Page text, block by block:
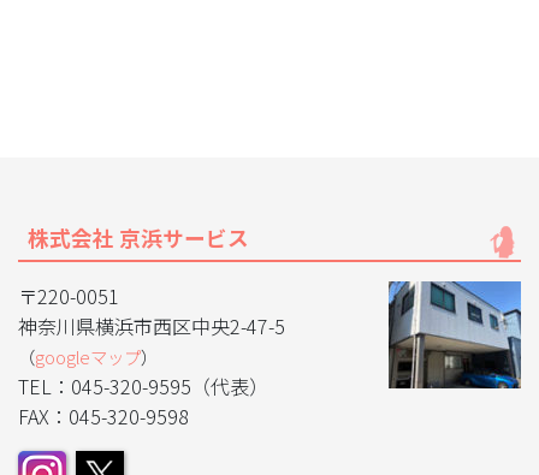
株式会社 京浜サービス
〒220-0051
神奈川県横浜市西区中央2-47-5
（googleマップ）
TEL：045-320-9595（代表）
FAX：045-320-9598